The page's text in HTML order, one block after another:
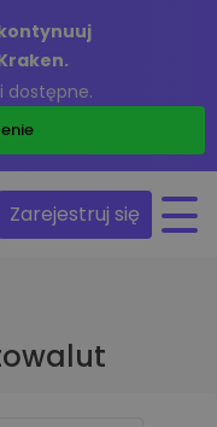
dostępne.
Zarejestruj się